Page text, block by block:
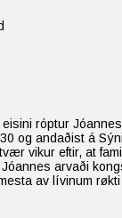
róptur
og andaðist á
vikur eftir, at
arvaði
av lívinum